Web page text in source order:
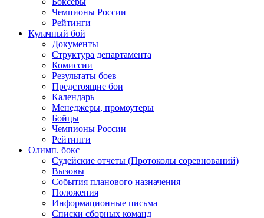
Чемпионы России
Рейтинги
Кулачный бой
Документы
Структура департамента
Комиссии
Результаты боев
Предстоящие бои
Календарь
Менеджеры, промоутеры
Бойцы
Чемпионы России
Рейтинги
Олимп. бокс
Судейские отчеты (Протоколы соревнований)
Вызовы
События планового назначения
Положения
Информационные письма
Списки сборных команд